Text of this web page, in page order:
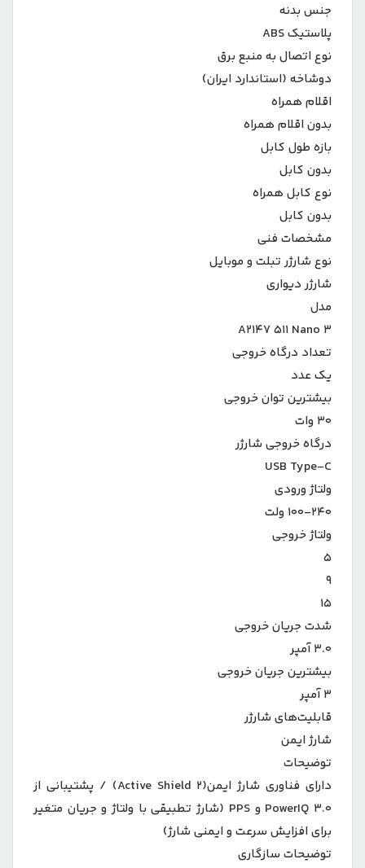
جنس بدنه
پلاستیک ABS
نوع اتصال به منبع برق
دوشاخه (استاندارد ایران)
اقلام همراه
بدون اقلام همراه
بازه طول کابل
بدون کابل
نوع کابل همراه
بدون کابل
مشخصات فنی
نوع شارژر تبلت و موبایل
شارژر دیواری
مدل
A۲۱۴۷ ۵۱۱ Nano ۳
تعداد درگاه خروجی
یک عدد
بیشترین توان خروجی
۳۰ وات
درگاه خروجی شارژر
USB Type-C
ولتاژ ورودی
۱۰۰-۲۴۰ ولت
ولتاژ خروجی
۵
۹
۱۵
شدت جریان خروجی
۳.۰ آمپر
بیشترین جریان خروجی
۳ آمپر
قابلیت‌های شارژر
شارژ ایمن
توضیحات
دارای فناوری شارژ ایمن(Active Shield ۲) / پشتیبانی از
PowerIQ ۳.۰ و PPS (شارژ تطبیقی با ولتاژ و جریان متغیر
برای افزایش سرعت و ایمنی شارژ)
توضیحات سازگاری